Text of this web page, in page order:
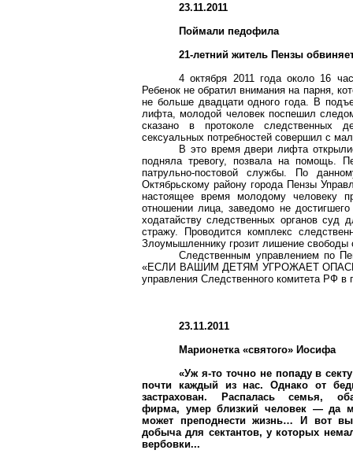
23.11.2011
Поймали педофила
21-летний житель Пензы
4 октября 2011 года около 16
Ребенок не обратил внимания на парня,
не больше двадцати одного года. В
лифта, молодой человек поспешил
сказано в протоколе следственных
сексуальных потребностей совершил с
В это время двери лифта
подняла тревогу, позвала на помощь.
патрульно-постовой службы. По
Октябрьскому району города Пензы
настоящее время молодому человеку
отношении лица, заведомо не
ходатайству следственных органов
стражу. Проводится комплекс
Злоумышленнику грозит лишение свободы
Следственным управлением по
«ЕСЛИ ВАШИМ ДЕТЯМ УГРОЖАЕТ
управления Следственного комитета РФ
23.11.2011
Марионетка «святого» Иосифа
«Уж я-то точно не попаду в
почти каждый из нас. Однако от
застрахован. Распалась семья,
фирма, умер близкий человек — да
может преподнести жизнь… И вот вы
добыча для сектантов, у которых
вербовки...